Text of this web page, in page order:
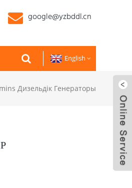
google@yzbddl.cn
English
Дизельдік Генераторы